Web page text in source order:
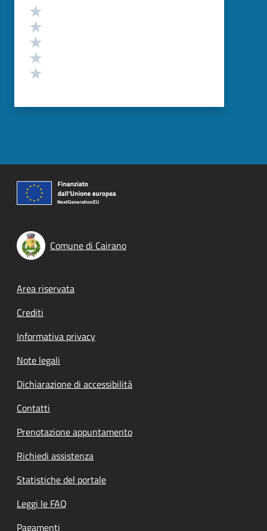
Valutazione
Comune di Cairano
Footer menu
Area riservata
Crediti
Informativa privacy
Note legali
Dichiarazione di accessibilità
Contatti
Prenotazione appuntamento
Richiedi assistenza
Statistiche del portale
Leggi le FAQ
Pagamenti